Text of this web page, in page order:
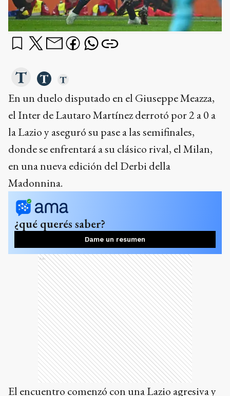
En un duelo disputado en el Giuseppe Meazza,
el Inter de Lautaro Martínez derrotó por 2 a 0 a
la Lazio y aseguró su pase a las semifinales,
donde se enfrentará a su clásico rival, el Milan,
en una nueva edición del Derbi della
Madonnina.
¿qué querés saber?
Dame un resumen
Ads
El encuentro comenzó con una Lazio agresiva y